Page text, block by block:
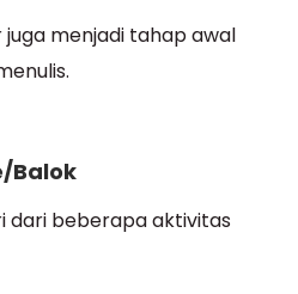
menjadi tahap awal
Balok
dari beberapa aktivitas